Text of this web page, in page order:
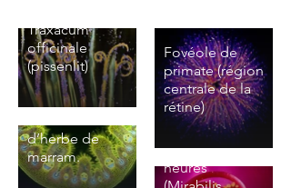
Traxacum
officinale
(pissenlit)
Fovéole de
primate (région
centrale de la
rétine)
United
Kingdom)
Coupe au
microscope
d’herbe de
marram.
Gabriel
Fernández
Fernández
Jorge
Alberto
Fleur de quatre
heures
&
Regenerative
Medicine
London,
United
Kingdom
Nerfs (en vert)
Evan
Darling
Sardet
Fondateur
et directeur
de
recherche
Laboratoire
Dr.